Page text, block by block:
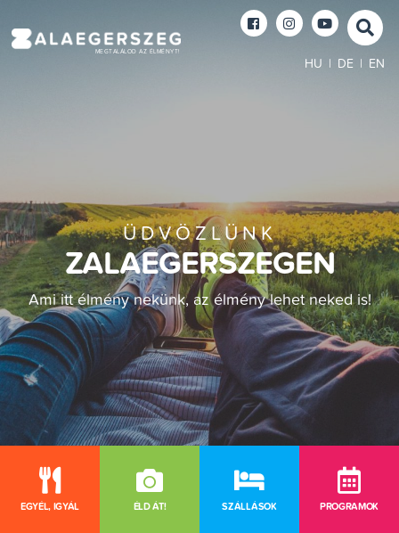
MEGTALÁLOD AZ ÉLMÉNYT!
HU DE EN
ÜDVÖZLÜNK
ZALAEGERSZEGEN
Ami itt élmény nekünk, az élmény lehet neked is!
EGYÉL, IGYÁL ÉLD ÁT! SZÁLLÁSOK PROGRAMOK